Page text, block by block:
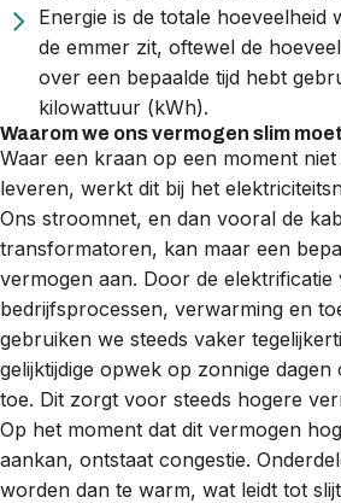
Energie is de totale hoeveelheid
de emmer zit, oftewel de
over een bepaalde tijd hebt
kilowattuur (kWh).
Waarom we ons vermogen slim
Waar een kraan op een moment
leveren, werkt dit bij het
Ons stroomnet, en dan vooral de
transformatoren, kan maar een
vermogen aan. Door de elektrificatie
bedrijfsprocessen, verwarming en
gebruiken we steeds vaker
gelijktijdige opwek op zonnige
toe. Dit zorgt voor steeds hogere
Op het moment dat dit vermogen
aankan, ontstaat congestie.
worden dan te warm, wat leidt tot